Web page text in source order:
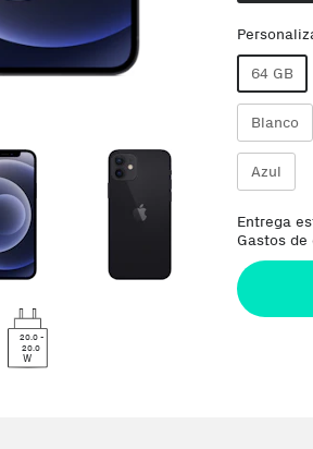
20.0 -
20.0
W
64 GB
Blanco
Azul
Entrega
Gastos de